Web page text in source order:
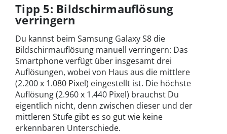
Tipp 5: Bildschirmauflösung
verringern
Du kannst beim Samsung Galaxy S8 die
Bildschirmauflösung manuell verringern: Das
Smartphone verfügt über insgesamt drei
Auflösungen, wobei von Haus aus die mittlere
(2.200 x 1.080 Pixel) eingestellt ist. Die höchste
Auflösung (2.960 x 1.440 Pixel) brauchst Du
eigentlich nicht, denn zwischen dieser und der
mittleren Stufe gibt es so gut wie keine
erkennbaren Unterschiede.